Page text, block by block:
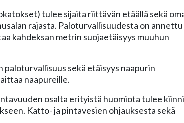
tulee sijaita riittävän etäällä sekä
rajasta. Paloturvallisuudesta on annettu
kahdeksan metrin suojaetäisyys muuhun
paloturvallisuus sekä etäisyys naapurin
naapureille.
osalta erityistä huomiota tulee
Katto- ja pintavesien ohjauksesta sekä